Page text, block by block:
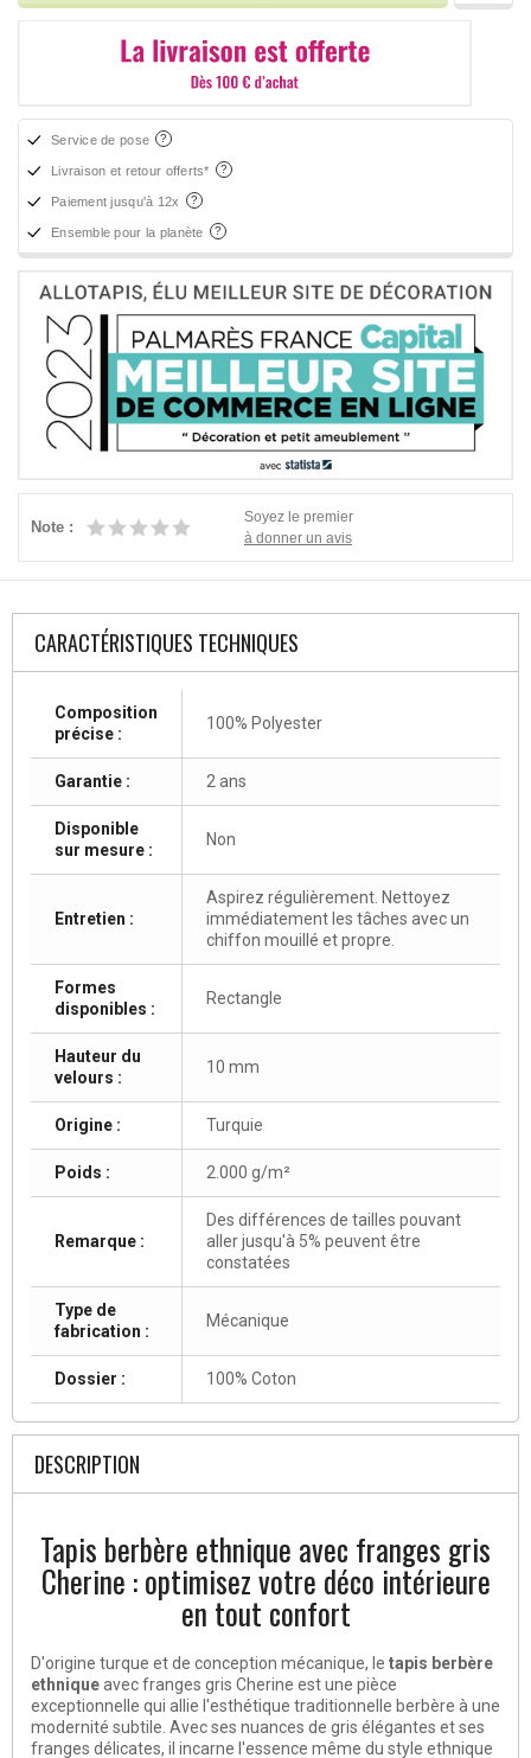
Service de pose
Livraison et retour offerts*
Paiement jusqu'à 12x
Ensemble pour la planète
Note :
Soyez le premier
à donner un avis
CARACTÉRISTIQUES TECHNIQUES
Composition
précise :
100% Polyester
Garantie : 2 ans
Disponible
sur mesure :
Non
Entretien :
Aspirez régulièrement. Nettoyez
immédiatement les tâches avec un
chiffon mouillé et propre.
Formes
disponibles :
Rectangle
Hauteur du
velours :
10 mm
Origine : Turquie
Poids : 2.000 g/m²
Remarque :
Des différences de tailles pouvant
aller jusqu'à 5% peuvent être
constatées
Type de
fabrication :
Mécanique
Dossier : 100% Coton
DESCRIPTION
Tapis berbère ethnique avec franges gris
Cherine : optimisez votre déco intérieure
en tout confort
D'origine turque et de conception mécanique, le tapis berbère
ethniqueavec franges gris Cherine est une pièce
exceptionnelle qui allie l'esthétique traditionnelle berbère à une
modernité subtile. Avec ses nuances de gris élégantes et ses
franges délicates, il incarne l'essence même du style ethnique